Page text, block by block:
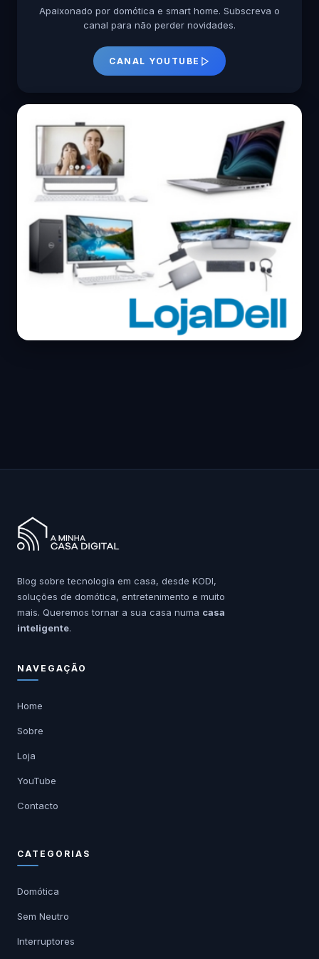
Apaixonado por domótica e smart home. Subscreva o
canal para não perder novidades.
CANAL YOUTUBE
Blog sobre tecnologia em casa, desde KODI,
soluções de domótica, entretenimento e muito
mais. Queremos tornar a sua casa numa casa
inteligente.
NAVEGAÇÃO
Home
Sobre
Loja
YouTube
Contacto
CATEGORIAS
Domótica
Sem Neutro
Interruptores